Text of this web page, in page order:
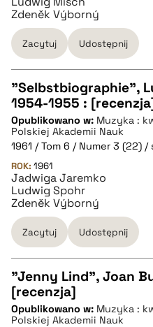
pobierz cytat
Zdeněk Výborný
Zacytuj Udostępnij
CZYSTY TEKST
pobierz cytat
BIBTEX
pobierz cytat
"Selbstbiographie",
1954-1955 :
Opublikowano w: Muzyka :
Polskiej Akademii Nauk
1961 / Tom 6 / Numer 3 (22) /
ROK: 1961
Jadwiga Jaremko
Ludwig Spohr
Zdeněk Výborný
Zacytuj Udostępnij
CZYSTY TEKST
"Jenny Lind", Joan
[recenzja]
Opublikowano w: Muzyka :
Polskiej Akademii Nauk